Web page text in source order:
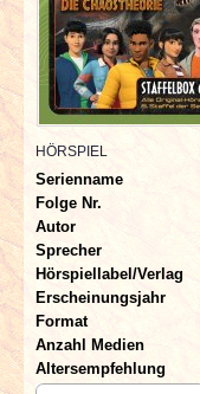
INTERVIEWS
SPECIALS
REDAKTION
LINKS
ARCHIV
HÖRSPIEL
Serienname
Folge Nr.
Autor
Sprecher
Hörspiellabel/Verlag
Erscheinungsjahr
Format
Anzahl Medien
Altersempfehlung